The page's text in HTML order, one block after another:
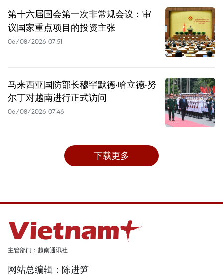
第十六届国会第一次非常规会议：审
议国家重点项目的投资主张
06/08/2026 07:51
马来西亚国防部长穆罕默德·哈立德·努
尔丁对越南进行正式访问
06/08/2026 07:46
下载更多
主管部门：越南通讯社
网站总编辑：陈进笋